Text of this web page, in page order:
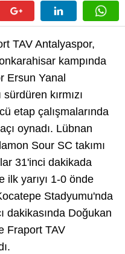
TAV Antalyaspor,
kampında
Ersun Yanal
kırmızı
etap çalışmalarında
oynadı. Lübnan
Sour SC takımı
31'inci dakikada
ilk yarıyı 1-0 önde
Stadyumu'nda
dakikasında Doğukan
Fraport TAV